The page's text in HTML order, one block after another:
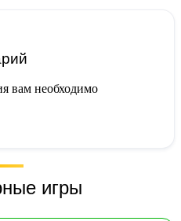
вам необходимо
игры